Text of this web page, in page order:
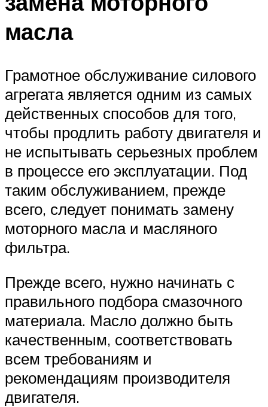
масла
Грамотное обслуживание силового
агрегата является одним из самых
действенных способов для того,
чтобы продлить работу двигателя и
не испытывать серьезных проблем
в процессе его эксплуатации. Под
таким обслуживанием, прежде
всего, следует понимать замену
моторного масла и масляного
фильтра.
Прежде всего, нужно начинать с
правильного подбора смазочного
материала. Масло должно быть
качественным, соответствовать
всем требованиям и
рекомендациям производителя
двигателя.